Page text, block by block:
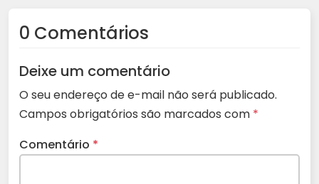
0 Comentários
Deixe um comentário
O seu endereço de e-mail não será publicado.
Campos obrigatórios são marcados com *
Comentário *